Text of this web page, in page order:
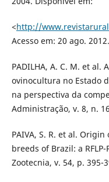
<http://
Acesso em: 20 ago. 2012.
PADILHA, A. C. M. et al.
ovinocultura no Estado
na perspectiva da
Administração, v. 8, n.
PAIVA, S. R. et al.
breeds of Brazil: a
Zootecnia, v. 54, p. 395-